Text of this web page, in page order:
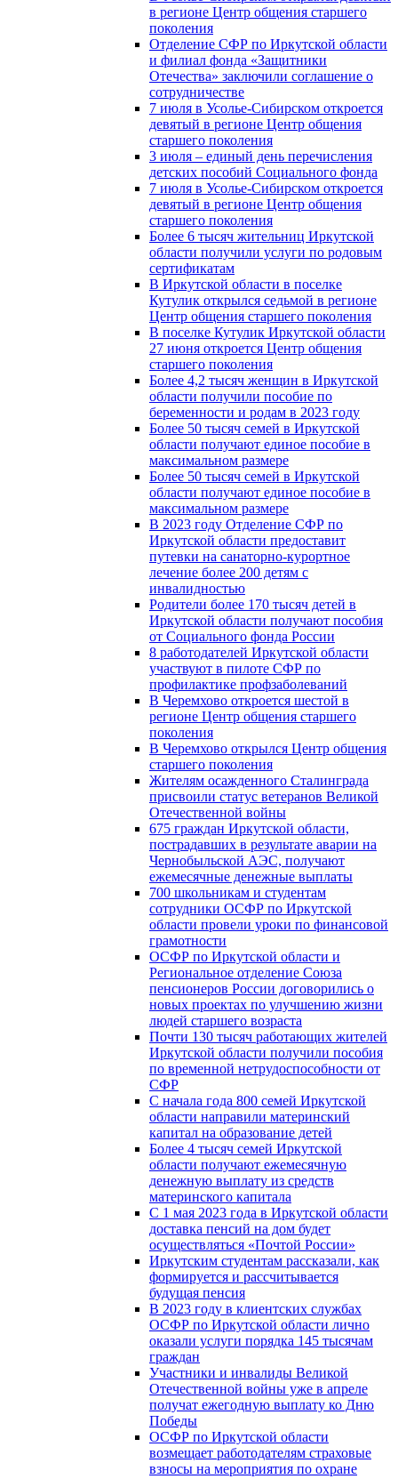
в регионе Центр общения старшего
поколения
Отделение СФР по Иркутской области
и филиал фонда «Защитники
Отечества» заключили соглашение о
сотрудничестве
7 июля в Усолье-Сибирском откроется
девятый в регионе Центр общения
старшего поколения
3 июля – единый день перечисления
детских пособий Социального фонда
7 июля в Усолье-Сибирском откроется
девятый в регионе Центр общения
старшего поколения
Более 6 тысяч жительниц Иркутской
области получили услуги по родовым
сертификатам
В Иркутской области в поселке
Кутулик открылся седьмой в регионе
Центр общения старшего поколения
В поселке Кутулик Иркутской области
27 июня откроется Центр общения
старшего поколения
Более 4,2 тысяч женщин в Иркутской
области получили пособие по
беременности и родам в 2023 году
Более 50 тысяч семей в Иркутской
области получают единое пособие в
максимальном размере
Более 50 тысяч семей в Иркутской
области получают единое пособие в
максимальном размере
В 2023 году Отделение СФР по
Иркутской области предоставит
путевки на санаторно-курортное
лечение более 200 детям с
инвалидностью
Родители более 170 тысяч детей в
Иркутской области получают пособия
от Социального фонда России
8 работодателей Иркутской области
участвуют в пилоте СФР по
профилактике профзаболеваний
В Черемхово откроется шестой в
регионе Центр общения старшего
поколения
В Черемхово открылся Центр общения
старшего поколения
Жителям осажденного Сталинграда
присвоили статус ветеранов Великой
Отечественной войны
675 граждан Иркутской области,
пострадавших в результате аварии на
Чернобыльской АЭС, получают
ежемесячные денежные выплаты
700 школьникам и студентам
сотрудники ОСФР по Иркутской
области провели уроки по финансовой
грамотности
ОСФР по Иркутской области и
Региональное отделение Союза
пенсионеров России договорились о
новых проектах по улучшению жизни
людей старшего возраста
Почти 130 тысяч работающих жителей
Иркутской области получили пособия
по временной нетрудоспособности от
СФР
С начала года 800 семей Иркутской
области направили материнский
капитал на образование детей
Более 4 тысяч семей Иркутской
области получают ежемесячную
денежную выплату из средств
материнского капитала
С 1 мая 2023 года в Иркутской области
доставка пенсий на дом будет
осуществляться «Почтой России»
Иркутским студентам рассказали, как
формируется и рассчитывается
будущая пенсия
В 2023 году в клиентских службах
ОСФР по Иркутской области лично
оказали услуги порядка 145 тысячам
граждан
Участники и инвалиды Великой
Отечественной войны уже в апреле
получат ежегодную выплату ко Дню
Победы
ОСФР по Иркутской области
возмещает работодателям страховые
взносы на мероприятия по охране